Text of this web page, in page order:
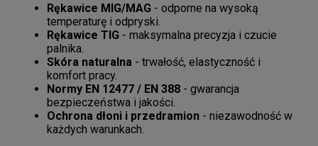
Rękawice MIG/MAG - odporne na wysoką
temperaturę i odpryski.
Rękawice TIG - maksymalna precyzja i czucie
palnika.
Skóra naturalna - trwałość, elastyczność i
komfort pracy.
Normy EN 12477 / EN 388 - gwarancja
bezpieczeństwa i jakości.
Ochrona dłoni i przedramion - niezawodność w
każdych warunkach.